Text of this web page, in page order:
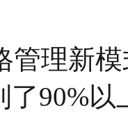
管理新
了90%